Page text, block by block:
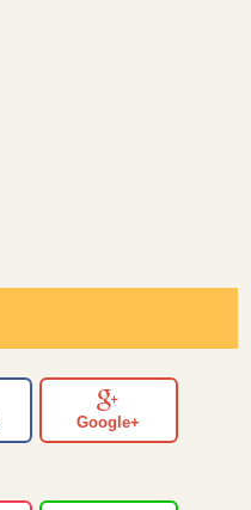
Google+